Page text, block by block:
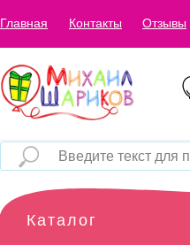
Главная Контакты Отзывы
Каталог